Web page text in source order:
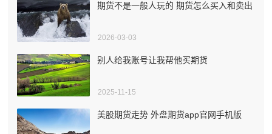
期货不是一般人玩的 期货怎么买入和卖出
2026-03-03
别人给我账号让我帮他买期货
2025-11-15
美股期货走势 外盘期货app官网手机版